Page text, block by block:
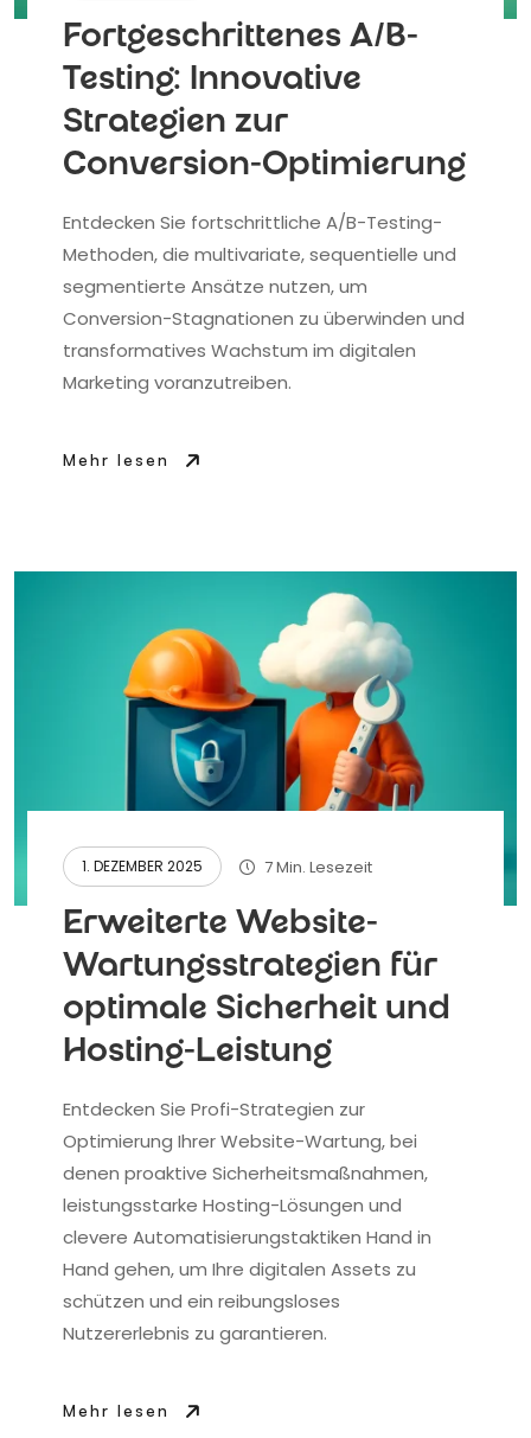
Fortgeschrittenes A/B-
Testing: Innovative
Strategien zur
Conversion-Optimierung
Entdecken Sie fortschrittliche A/B-Testing-
Methoden, die multivariate, sequentielle und
segmentierte Ansätze nutzen, um
Conversion-Stagnationen zu überwinden und
transformatives Wachstum im digitalen
Marketing voranzutreiben.
Mehr lesen
1. DEZEMBER 2025 7 Min. Lesezeit
Erweiterte Website-
Wartungsstrategien für
optimale Sicherheit und
Hosting-Leistung
Entdecken Sie Profi-Strategien zur
Optimierung Ihrer Website-Wartung, bei
denen proaktive Sicherheitsmaßnahmen,
leistungsstarke Hosting-Lösungen und
clevere Automatisierungstaktiken Hand in
Hand gehen, um Ihre digitalen Assets zu
schützen und ein reibungsloses
Nutzererlebnis zu garantieren.
Mehr lesen